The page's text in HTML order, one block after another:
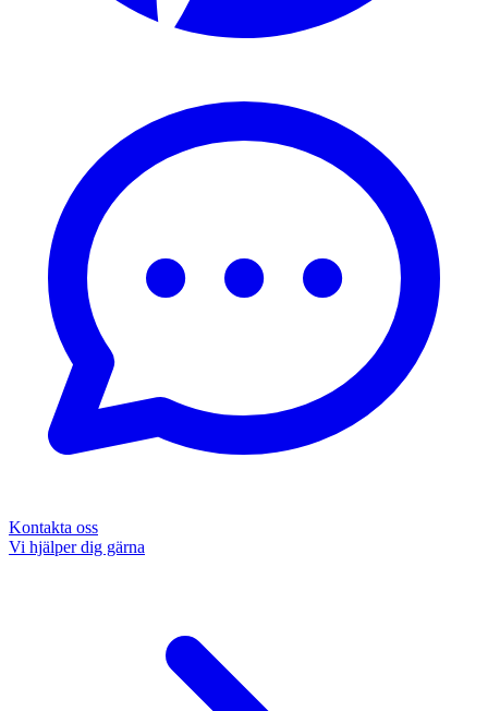
Kontakta oss
Vi hjälper dig gärna